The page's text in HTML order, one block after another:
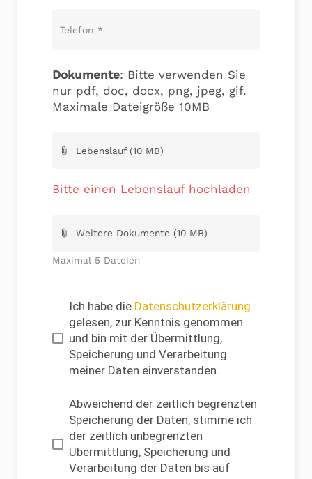
Telefon *
Dokumente: Bitte verwenden Sie
nur pdf, doc, docx, png, jpeg, gif.
Maximale Dateigröße 10MB
attach_file Lebenslauf (10 MB)
Bitte einen Lebenslauf hochladen
attach_file Weitere Dokumente (10 MB)
Maximal 5 Dateien
Ich habe die Datenschutzerklärung
gelesen, zur Kenntnis genommen
und bin mit der Übermittlung,
Speicherung und Verarbeitung
meiner Daten einverstanden.
Abweichend der zeitlich begrenzten
Speicherung der Daten, stimme ich
der zeitlich unbegrenzten
Übermittlung, Speicherung und
Verarbeitung der Daten bis auf